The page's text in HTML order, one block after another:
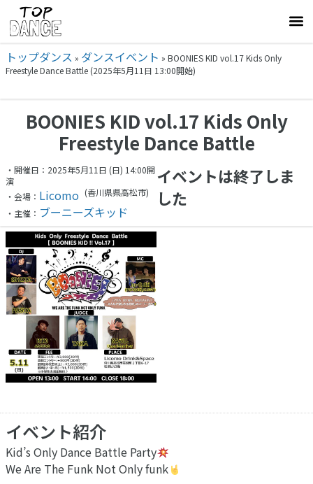
トップダンス » ダンスイベント » BOONIES KID vol.17 Kids Only
Freestyle Dance Battle (2025年5月11日 13:00開始)
BOONIES KID vol.17 Kids Only
Freestyle Dance Battle
・開催日：2025年5月11日 (日) 14:00開
演
・会場： Licomo (香川県県高松市)
・主催： ブーニーズキッド
イベントは終了しま
した
イベント紹介
Kid’s Only Dance Battle Party
We Are The Funk Not Only funk